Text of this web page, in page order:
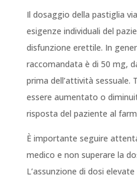
Il dosaggio della pastiglia
esigenze individuali del
disfunzione erettile. In
raccomandata è di 50 mg,
prima dell’attività sessuale.
essere aumentato o
risposta del paziente al
È importante seguire
medico e non superare la
L’assunzione di dosi